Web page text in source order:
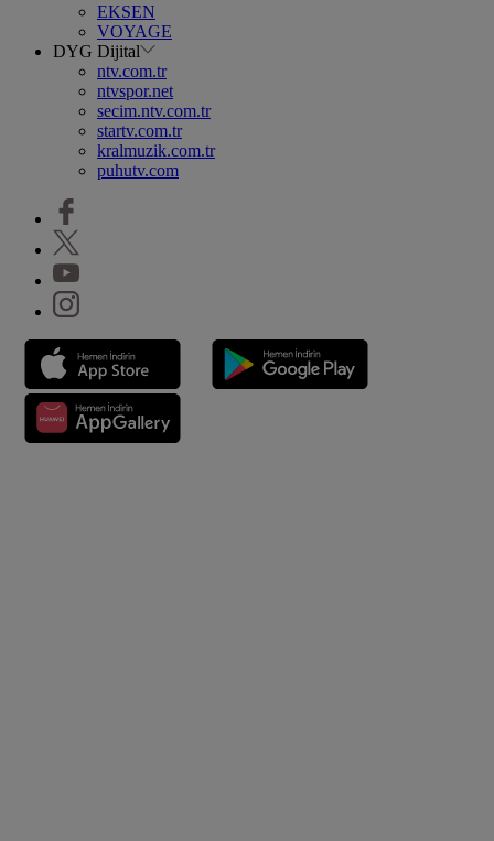
EKSEN
VOYAGE
DYG Dijital
ntv.com.tr
ntvspor.net
secim.ntv.com.tr
startv.com.tr
kralmuzik.com.tr
puhutv.com